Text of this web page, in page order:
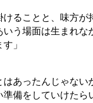
ることと、味方
う場面は生まれ
」
あったんじゃな
備をしていけた